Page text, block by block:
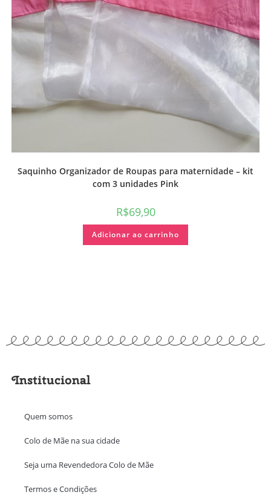
Saquinho Organizador de Roupas para maternidade – kit
com 3 unidades Pink
R$69,90
Adicionar ao carrinho
Institucional
Quem somos
Colo de Mãe na sua cidade
Seja uma Revendedora Colo de Mãe
Termos e Condições